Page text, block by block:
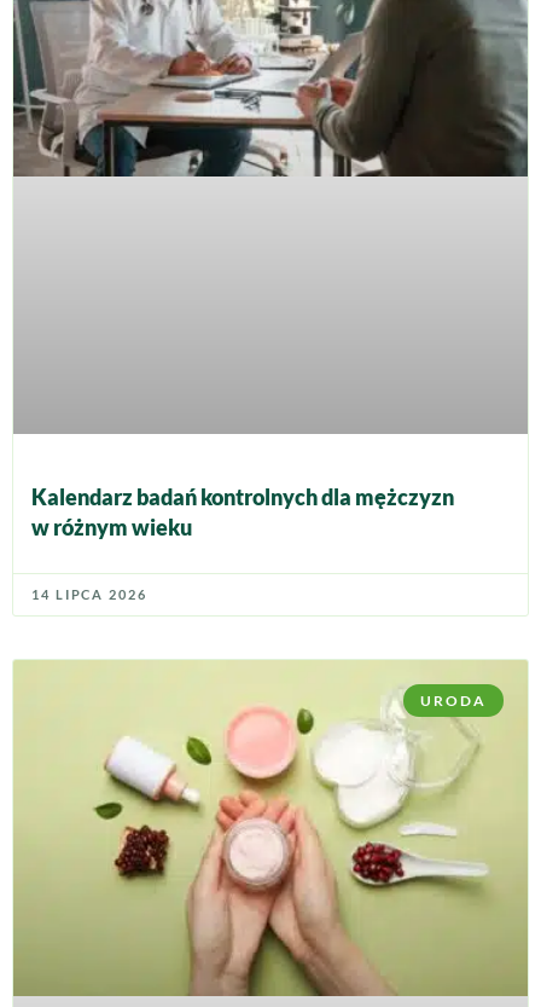
Kalendarz badań kontrolnych dla mężczyzn
w różnym wieku
14 LIPCA 2026
URODA